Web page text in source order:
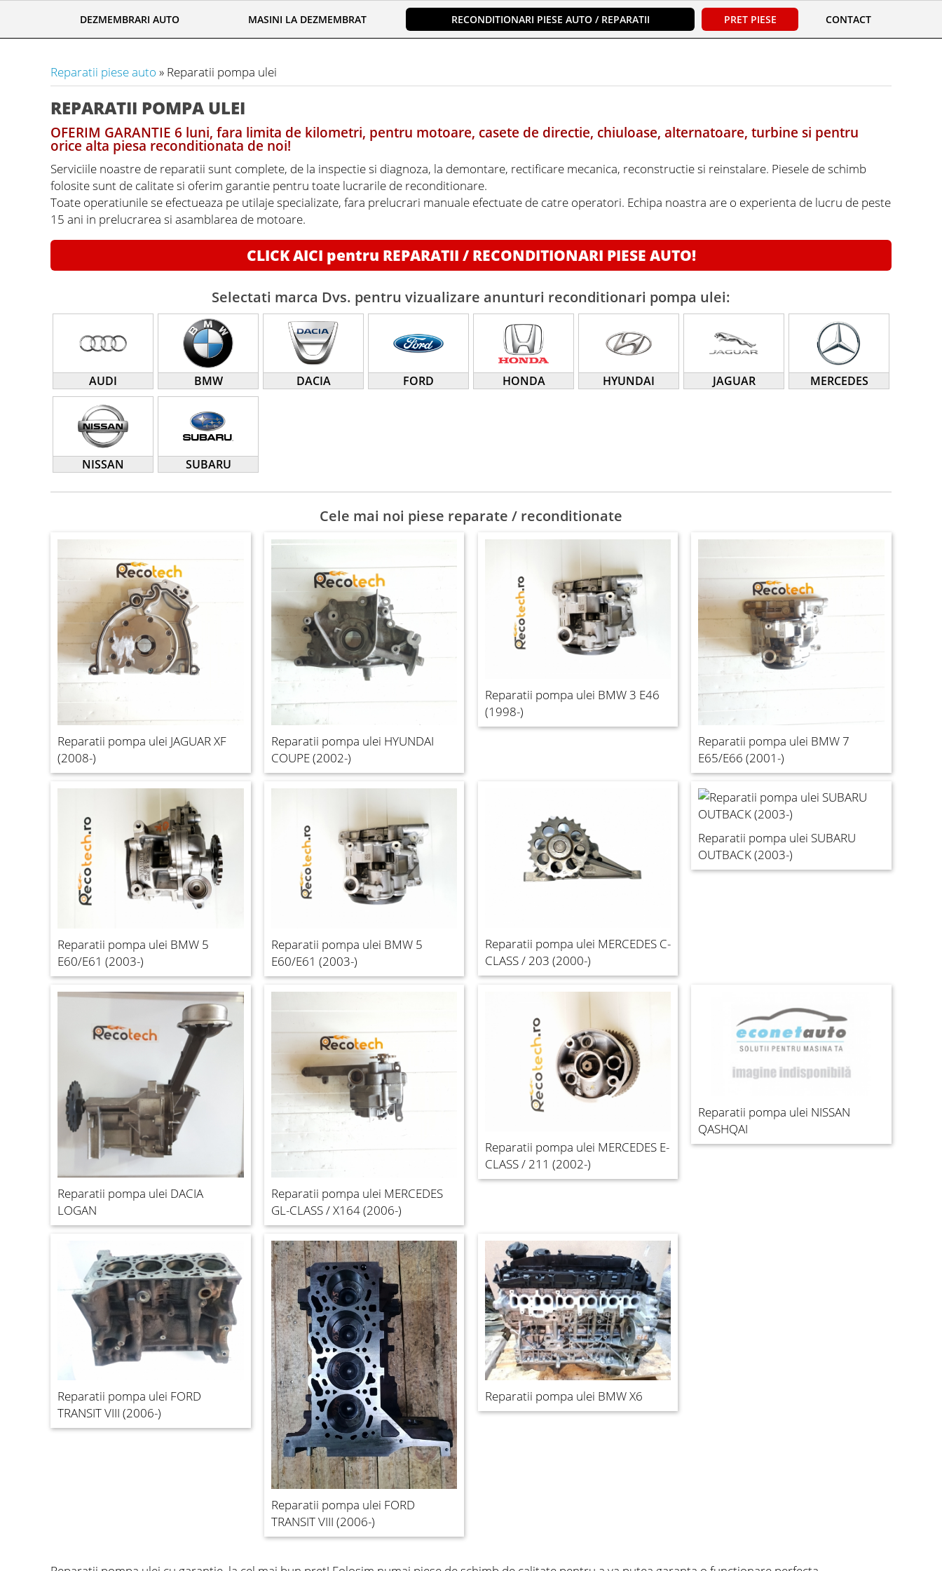
DEZMEMBRARI AUTO MASINI LA DEZMEMBRAT RECONDITIONARI PIESE AUTO / REPARATII PRET PIESE CONTACT
Reparatii piese auto » Reparatii pompa ulei
REPARATII POMPA ULEI
OFERIM GARANTIE 6 luni, fara limita de kilometri, pentru motoare, casete de directie, chiuloase, alternatoare, turbine si pentru
orice alta piesa reconditionata de noi!
Serviciile noastre de reparatii sunt complete, de la inspectie si diagnoza, la demontare, rectificare mecanica, reconstructie si reinstalare. Piesele de schimb
folosite sunt de calitate si oferim garantie pentru toate lucrarile de reconditionare.
Toate operatiunile se efectueaza pe utilaje specializate, fara prelucrari manuale efectuate de catre operatori. Echipa noastra are o experienta de lucru de peste
15 ani in prelucrarea si asamblarea de motoare.
CLICK AICI pentru REPARATII / RECONDITIONARI PIESE AUTO!
Selectati marca Dvs. pentru vizualizare anunturi reconditionari pompa ulei:
AUDI BMW DACIA FORD HONDA HYUNDAI JAGUAR MERCEDES
NISSAN SUBARU
Cele mai noi piese reparate / reconditionate
Reparatii pompa ulei JAGUAR XF
(2008-)
Reparatii pompa ulei HYUNDAI
COUPE (2002-)
Reparatii pompa ulei BMW 3 E46
(1998-)
Reparatii pompa ulei BMW 7
E65/E66 (2001-)
Reparatii pompa ulei BMW 5
E60/E61 (2003-)
Reparatii pompa ulei BMW 5
E60/E61 (2003-)
Reparatii pompa ulei MERCEDES C-
CLASS / 203 (2000-)
Reparatii pompa ulei SUBARU
OUTBACK (2003-)
Reparatii pompa ulei DACIA
LOGAN
Reparatii pompa ulei MERCEDES
GL-CLASS / X164 (2006-)
Reparatii pompa ulei MERCEDES E-
CLASS / 211 (2002-)
Reparatii pompa ulei NISSAN
QASHQAI
Reparatii pompa ulei FORD
TRANSIT VIII (2006-)
Reparatii pompa ulei FORD
TRANSIT VIII (2006-)
Reparatii pompa ulei BMW X6